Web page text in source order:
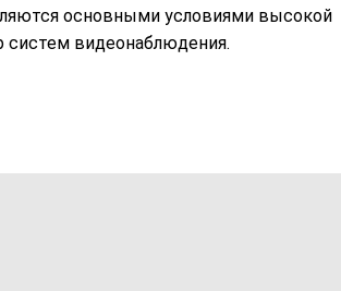
основными условиями высокой
систем видеонаблюдения.